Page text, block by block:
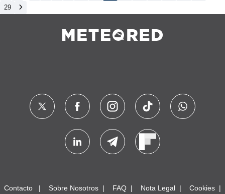
29
Contacto Sobre Nosotros FAQ Nota Legal Cookies